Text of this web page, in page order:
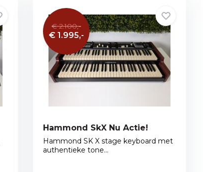
€ 2.100,-
€ 1.995,-
Hammond SkX Nu Actie!
Hammond SK X stage keyboard met
authentieke tone...